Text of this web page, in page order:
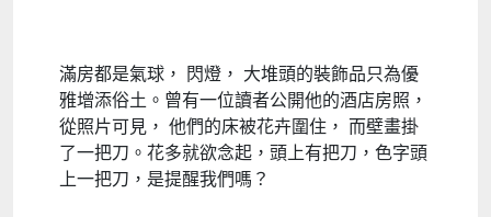
滿房都是氣球， 閃燈， 大堆頭的裝飾品只為優
雅增添俗土。曾有一位讀者公開他的酒店房照，
從照片可見， 他們的床被花卉圍住， 而壁畫掛
了一把刀。花多就欲念起，頭上有把刀，色字頭
上一把刀，是提醒我們嗎？